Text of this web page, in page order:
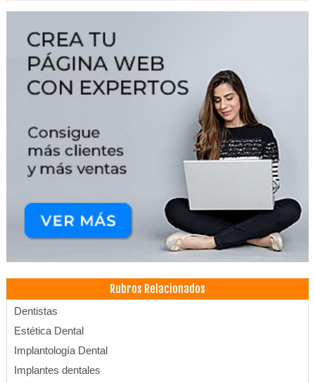
Rubros Relacionados
Dentistas
Estética Dental
Implantología Dental
Implantes dentales